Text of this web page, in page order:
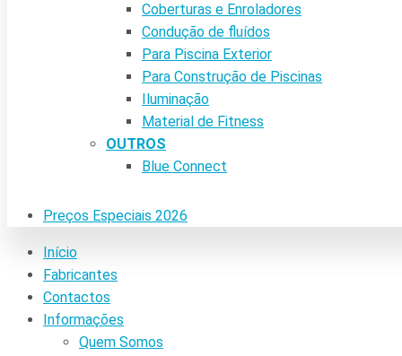
Coberturas e Enroladores
Condução de fluídos
Para Piscina Exterior
Para Construção de Piscinas
Iluminação
Material de Fitness
OUTROS
Blue Connect
Preços Especiais 2026
Início
Fabricantes
Contactos
Informações
Quem Somos